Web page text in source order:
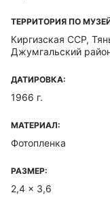
ТЕРРИТОРИЯ ПО
Киргизская ССР,
Джумгальский
ДАТИРОВКА:
1966 г.
МАТЕРИАЛ:
Фотопленка
РАЗМЕР:
2,4 x 3,6